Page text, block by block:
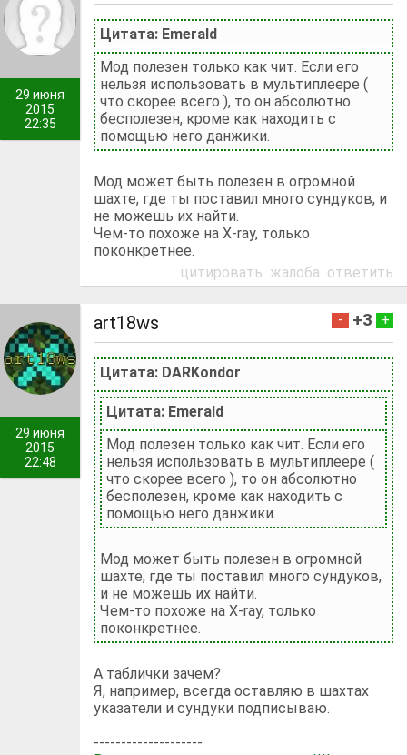
29 июня
2015
22:35
Цитата: Emerald
Мод полезен только как чит. Если его
нельзя использовать в мультиплеере (
что скорее всего ), то он абсолютно
бесполезен, кроме как находить с
помощью него данжики.
Мод может быть полезен в огромной
шахте, где ты поставил много сундуков, и
не можешь их найти.
Чем-то похоже на X-ray, только
поконкретнее.
цитировать жалоба ответить
29 июня
2015
22:48
art18ws - +3 +
Цитата: DARKondor
Цитата: Emerald
Мод полезен только как чит. Если его
нельзя использовать в мультиплеере (
что скорее всего ), то он абсолютно
бесполезен, кроме как находить с
помощью него данжики.
Мод может быть полезен в огромной
шахте, где ты поставил много сундуков,
и не можешь их найти.
Чем-то похоже на X-ray, только
поконкретнее.
А таблички зачем?
Я, например, всегда оставляю в шахтах
указатели и сундуки подписываю.
--------------------